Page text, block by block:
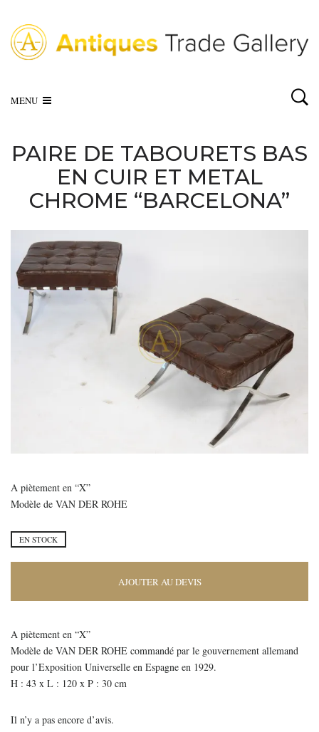
MENU
PAIRE DE TABOURETS BAS
EN CUIR ET METAL
CHROME “BARCELONA”
A piètement en “X”
Modèle de VAN DER ROHE
EN STOCK
AJOUTER AU DEVIS
A piètement en “X”
Modèle de VAN DER ROHE commandé par le gouvernement allemand
pour l’Exposition Universelle en Espagne en 1929.
H : 43 x L : 120 x P : 30 cm
Il n’y a pas encore d’avis.